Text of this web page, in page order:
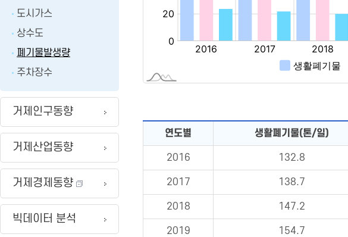
도시가스
상수도
폐기물발생량
주차장수
거제인구동향
거제산업동향
거제경제동향
빅데이터 분석
연도별 생활폐기물(톤/일)
2016 132.8
2017 138.7
2018 147.2
2019 154.7